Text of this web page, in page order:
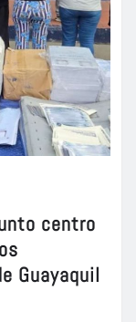
centro
Guayaquil